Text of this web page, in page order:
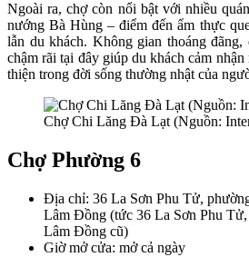
Ngoài ra, chợ còn nổi bật với nhiều
nướng Bà Hùng – điểm đến ẩm thực
lẫn du khách. Không gian thoáng
chậm rãi tại đây giúp du khách cảm
thiện trong đời sống thường nhật của
Chợ Chi Lăng Đà Lạt (Nguồn:
Chợ Phường 6
Địa chỉ: 36 La Sơn Phu Tử,
Lâm Đồng (tức 36 La Sơn Phu
Lâm Đồng cũ)
Giờ mở cửa: mở cả ngày